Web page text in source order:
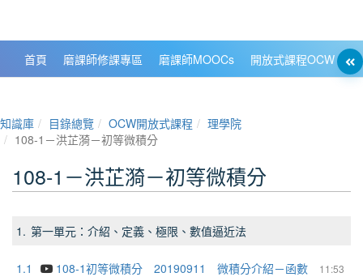
首頁 磨課師修課專區 磨課師MOOCs 開放式課程OCW
知識庫 目錄總覽 OCW開放式課程
理學院
108-1－洪芷漪－初等微積分
108-1－洪芷漪－初等微積分
1. 第一單元：介紹、定義、極限、數值逼近法
1.1 11:53
108-1初等微積分 20190911 微積分介紹－函數